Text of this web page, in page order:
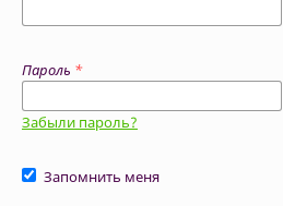
Пароль *
Забыли пароль?
Запомнить меня